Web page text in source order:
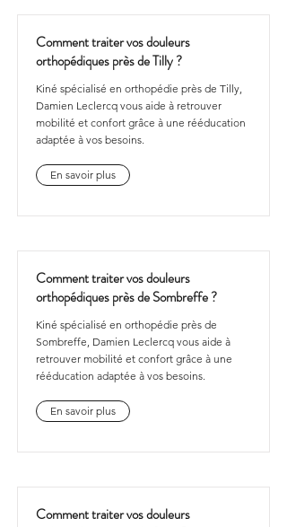
Comment traiter vos douleurs
orthopédiques près de Tilly ?
Kiné spécialisé en orthopédie près de Tilly,
Damien Leclercq vous aide à retrouver
mobilité et confort grâce à une rééducation
adaptée à vos besoins.
En savoir plus
Comment traiter vos douleurs
orthopédiques près de Sombreffe ?
Kiné spécialisé en orthopédie près de
Sombreffe, Damien Leclercq vous aide à
retrouver mobilité et confort grâce à une
rééducation adaptée à vos besoins.
En savoir plus
Comment traiter vos douleurs